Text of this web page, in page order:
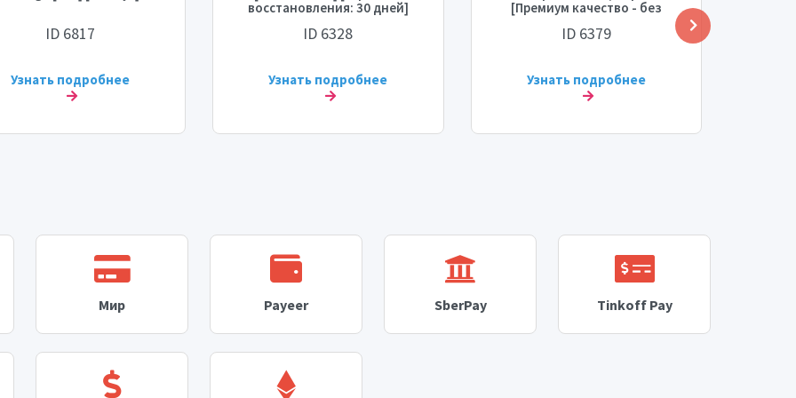
ID 6817
Узнать подробнее
восстановления: 30 дней]
старта: 0 - 24 часа] [Скорость:
ID 6328
Узнать подробнее
[Премиум качество - без
ID 6379
Узнать подробнее
Мир Payeer SberPay Tinkoff Pay